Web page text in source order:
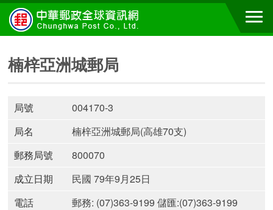
楠梓亞洲城郵局
局號
004170-3
局名
楠梓亞洲城郵局(高雄70支)
郵務局號
800070
成立日期
民國 79年9月25日
電話
郵務: (07)363-9199 儲匯:(07)363-9199